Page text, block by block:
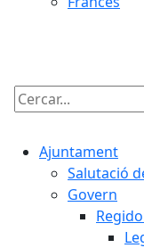
Cercar:
Ajuntament
Salutació
Govern